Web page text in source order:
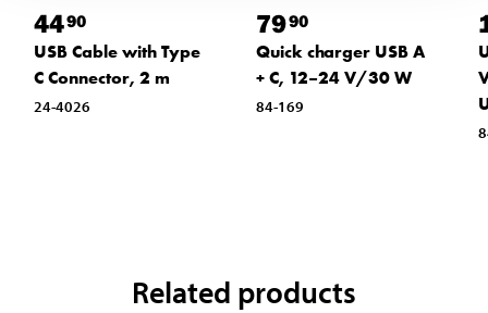
4490
USB Cable with Type
C Connector, 2 m
24-4026
7990
Quick charger USB A
+ C, 12–24 V/30 W
84-169
Related products